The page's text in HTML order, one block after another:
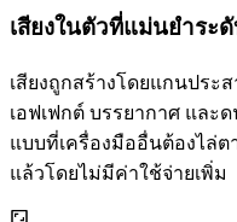
เสียงในตัวที่แม่นยำระ
เสียงถูกสร้างโดยแกนประ
เอฟเฟกต์ บรรยากาศ และ
แบบที่เครื่องมืออื่นต้องไล่
แล้วโดยไม่มีค่าใช้จ่ายเพิ่ม